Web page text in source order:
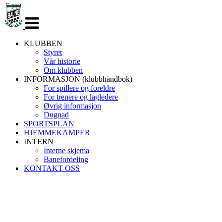
navigasjon
KLUBBEN
Styret
Vår historie
Om klubben
INFORMASJON (klubbhåndbok)
For spillere og foreldre
For trenere og lagledere
Øvrig informasjon
Dugnad
SPORTSPLAN
HJEMMEKAMPER
INTERN
Interne skjema
Banefordeling
KONTAKT OSS
E-post